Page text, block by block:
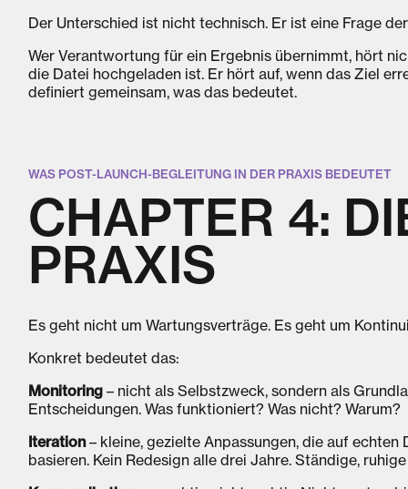
Der Unterschied ist nicht technisch. Er ist eine Frage
Wer Verantwortung für ein Ergebnis übernimmt, hört
die Datei hochgeladen ist. Er hört auf, wenn das Ziel
definiert gemeinsam, was das bedeutet.
WAS POST-LAUNCH-BEGLEITUNG IN DER PRAXIS BEDEUTET
CHAPTER 4:
PRAXIS
Es geht nicht um Wartungsverträge. Es geht um
Konkret bedeutet das:
Monitoring – nicht als Selbstzweck, sondern als
Entscheidungen. Was funktioniert? Was nicht? Warum?
Iteration– kleine, gezielte Anpassungen, die auf echten
basieren. Kein Redesign alle drei Jahre. Ständige,